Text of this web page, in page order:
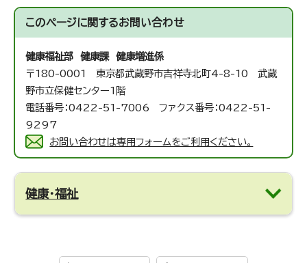
このページに関するお問い合わせ
健康福祉部 健康課 健康増進係
〒180-0001 東京都武蔵野市吉祥寺北町4-8-10 武蔵
野市立保健センター1階
電話番号：0422-51-7006 ファクス番号：0422-51-
9297
お問い合わせは専用フォームをご利用ください。
健康・福祉